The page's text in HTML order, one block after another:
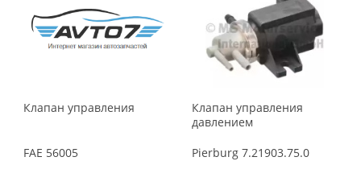
Клапан управления
FAE 56005
Клапан управления
давлением
Pierburg 7.21903.75.0